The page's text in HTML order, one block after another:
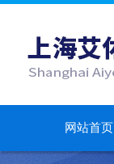
网站首页